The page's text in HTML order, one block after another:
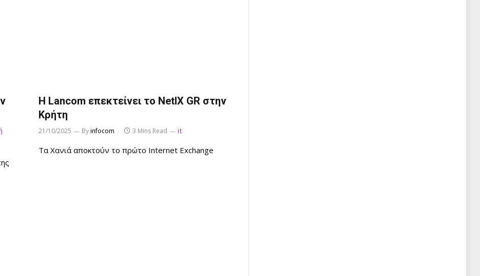
Η Lancom επεκτείνει το NetIX GR στην
Κρήτη
21/10/2025 Byinfocom 3 Mins Read it
Τα Χανιά αποκτούν το πρώτο Internet Exchange